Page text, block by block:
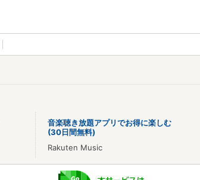
音楽聴き放題アプリでお得に楽しむ
(30日間無料)
Rakuten Music